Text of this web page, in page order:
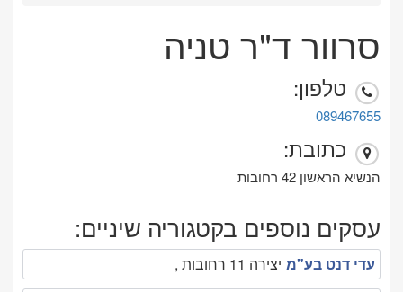
סרוור ד"ר טניה
טלפון:
089467655
כתובת:
הנשיא הראשון 42 רחובות
עסקים נוספים בקטגוריה שיניים:
עדי דנט בע"מ יצירה 11 רחובות ,